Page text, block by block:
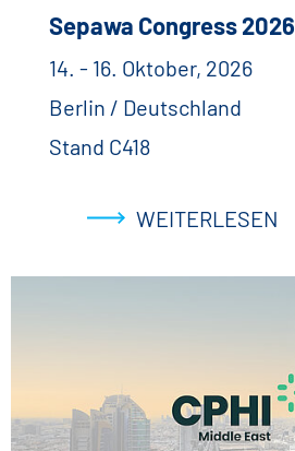
Sepawa Congress 2026
14. - 16. Oktober, 2026
Berlin / Deutschland
Stand C418
WEITERLESEN